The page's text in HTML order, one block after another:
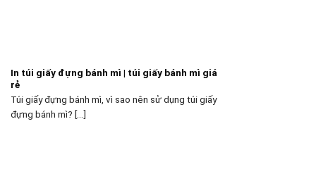
In túi giấy đựng bánh mì | túi giấy bánh mì giá
rẻ
Túi giấy đựng bánh mì, vì sao nên sử dụng túi giấy
đựng bánh mì? [...]